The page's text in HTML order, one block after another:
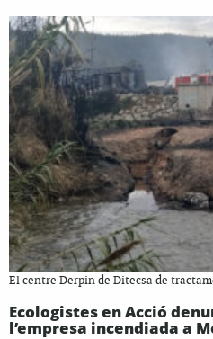
El centre Derpin de Ditecsa de
Ecologistes en Acció
l’empresa incendiada a